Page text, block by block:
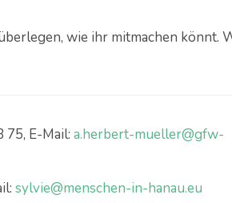
wie ihr mitmachen könnt.
E-Mail: a.herbert-mueller@gfw-
sylvie@menschen-in-hanau.eu